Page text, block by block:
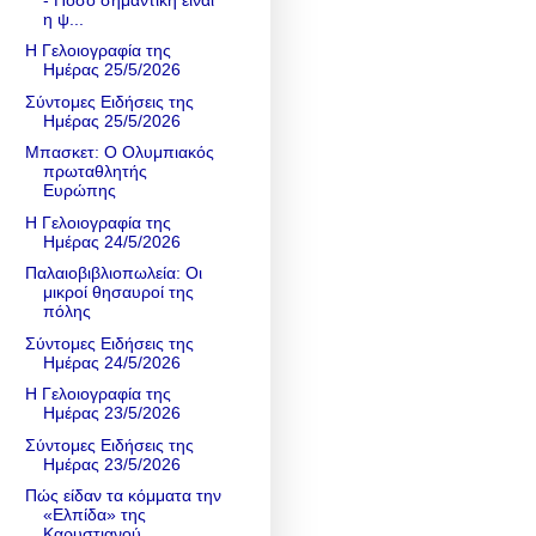
η ψ...
Η Γελοιογραφία της
Ημέρας 25/5/2026
Σύντομες Ειδήσεις της
Ημέρας 25/5/2026
Μπασκετ: Ο Ολυμπιακός
πρωταθλητής
Ευρώπης
Η Γελοιογραφία της
Ημέρας 24/5/2026
Παλαιοβιβλιοπωλεία: Οι
μικροί θησαυροί της
πόλης
Σύντομες Ειδήσεις της
Ημέρας 24/5/2026
Η Γελοιογραφία της
Ημέρας 23/5/2026
Σύντομες Ειδήσεις της
Ημέρας 23/5/2026
Πώς είδαν τα κόμματα την
«Ελπίδα» της